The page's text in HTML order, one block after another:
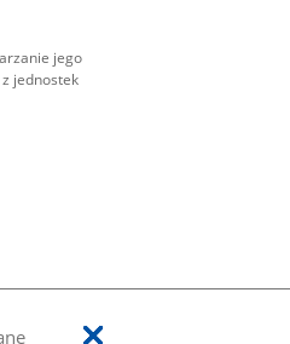
jego
jednostek